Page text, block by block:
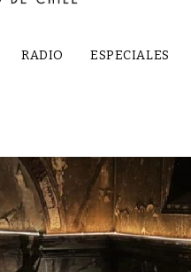
RADIO ESPECIALES